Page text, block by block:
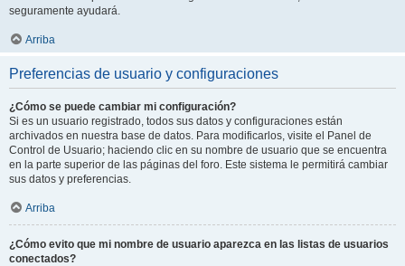
seguramente ayudará.
Arriba
Preferencias de usuario y configuraciones
¿Cómo se puede cambiar mi configuración?
Si es un usuario registrado, todos sus datos y configuraciones están
archivados en nuestra base de datos. Para modificarlos, visite el Panel de
Control de Usuario; haciendo clic en su nombre de usuario que se encuentra
en la parte superior de las páginas del foro. Este sistema le permitirá cambiar
sus datos y preferencias.
Arriba
¿Cómo evito que mi nombre de usuario aparezca en las listas de usuarios
conectados?